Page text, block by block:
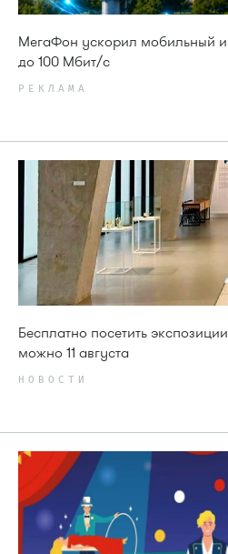
МегаФон ускорил мобильный
до 100 Мбит/с
РЕКЛАМА
Бесплатно посетить
можно 11 августа
НОВОСТИ